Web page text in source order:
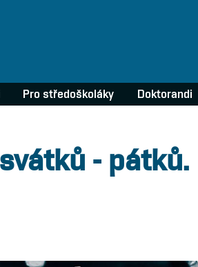
Pro středoškoláky Doktorandi
- pátků.